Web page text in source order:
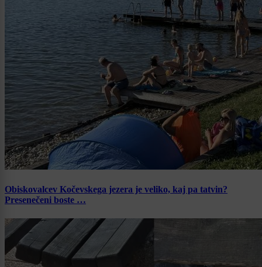
Obiskovalcev Kočevskega jezera je veliko, kaj pa tatvin?
Presenečeni boste …